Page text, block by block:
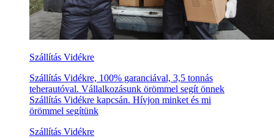
Szállítás Vidékre
Szállítás Vidékre, 100% garanciával, 3,5 tonnás
teherautóval. Vállalkozásunk örömmel segít önnek
Szállítás Vidékre kapcsán. Hívjon minket és mi
örömmel segítünk
Szállítás Vidékre